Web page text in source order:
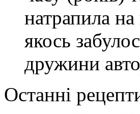
натрапила на
якось
дружини
Останні